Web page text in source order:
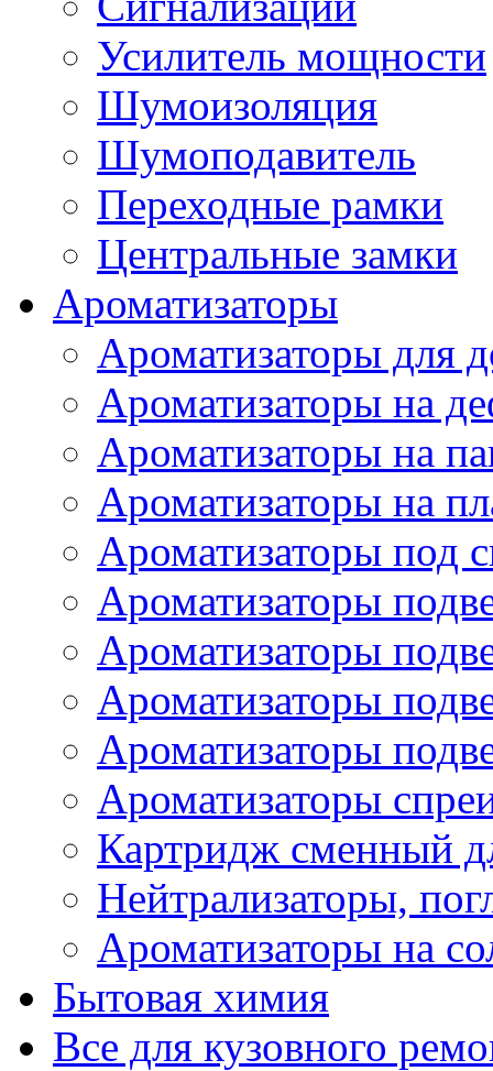
Усилитель мощности
Шумоизоляция
Шумоподавитель
Переходные рамки
Центральные замки
Ароматизаторы
Ароматизаторы для
Ароматизаторы на
Ароматизаторы на
Ароматизаторы на
Ароматизаторы под
Ароматизаторы
Ароматизаторы
Ароматизаторы
Ароматизаторы
Ароматизаторы
Картридж сменный
Нейтрализаторы,
Ароматизаторы на
Бытовая химия
Все для кузовного